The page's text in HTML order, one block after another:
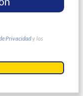
Privacidady los